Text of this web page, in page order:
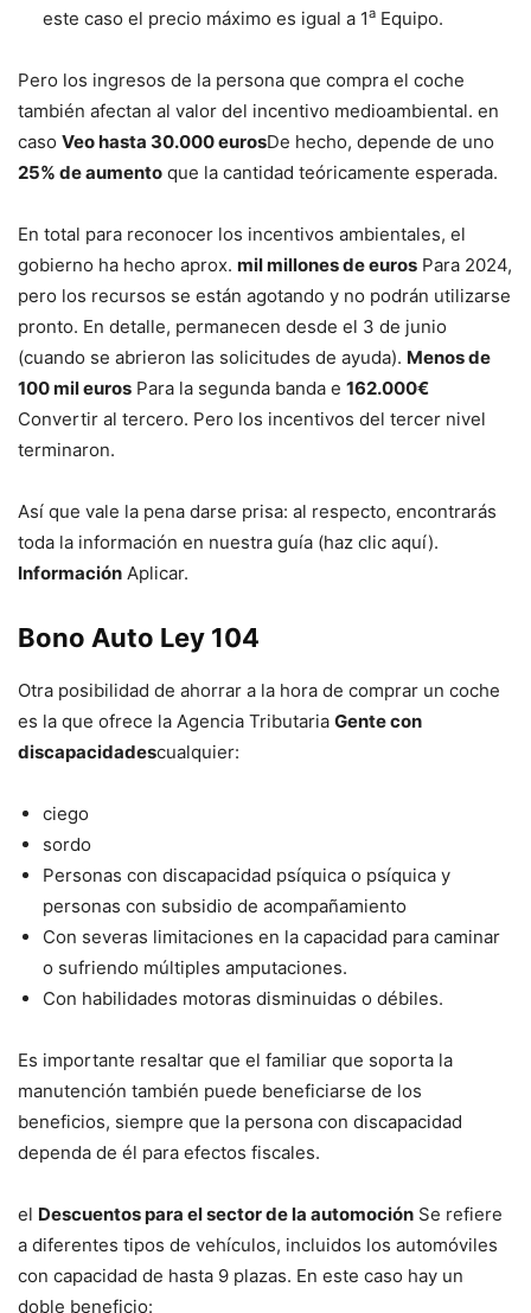
este caso el precio máximo es igual a 1a Equipo.
Pero los ingresos de la persona que compra el coche
también afectan al valor del incentivo medioambiental. en
caso Veo hasta 30.000 eurosDe hecho, depende de uno
25% de aumento que la cantidad teóricamente esperada.
En total para reconocer los incentivos ambientales, el
gobierno ha hecho aprox. mil millones de euros Para 2024,
pero los recursos se están agotando y no podrán utilizarse
pronto. En detalle, permanecen desde el 3 de junio
(cuando se abrieron las solicitudes de ayuda). Menos de
100 mil euros Para la segunda banda e 162.000€
Convertir al tercero. Pero los incentivos del tercer nivel
terminaron.
Así que vale la pena darse prisa: al respecto, encontrarás
toda la información en nuestra guía (haz clic aquí).
Información Aplicar.
Bono Auto Ley 104
Otra posibilidad de ahorrar a la hora de comprar un coche
es la que ofrece la Agencia Tributaria Gente con
discapacidadescualquier:
ciego
sordo
Personas con discapacidad psíquica o psíquica y
personas con subsidio de acompañamiento
Con severas limitaciones en la capacidad para caminar
o sufriendo múltiples amputaciones.
Con habilidades motoras disminuidas o débiles.
Es importante resaltar que el familiar que soporta la
manutención también puede beneficiarse de los
beneficios, siempre que la persona con discapacidad
dependa de él para efectos fiscales.
el Descuentos para el sector de la automoción Se refiere
a diferentes tipos de vehículos, incluidos los automóviles
con capacidad de hasta 9 plazas. En este caso hay un
doble beneficio: